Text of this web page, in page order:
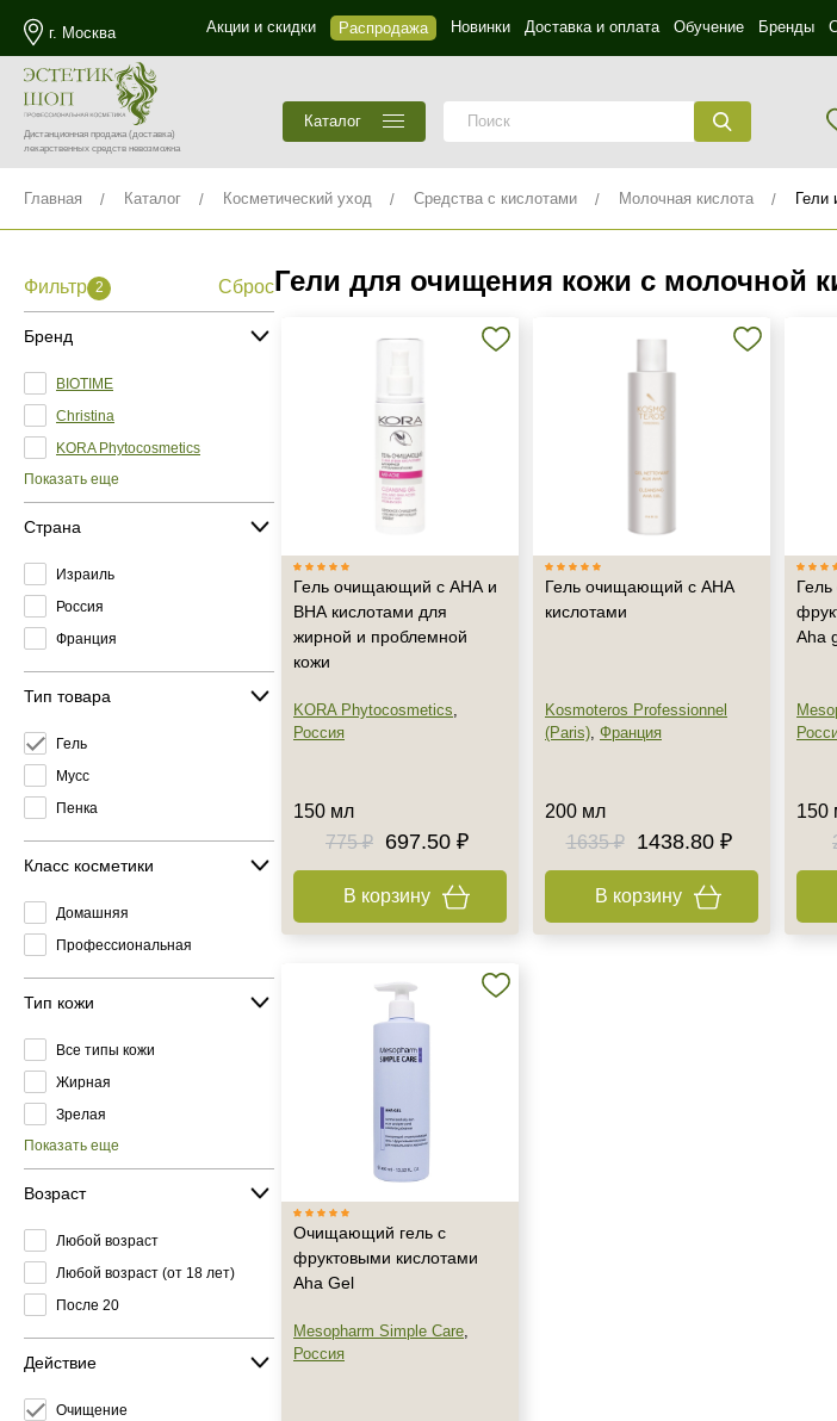
г. Москва Акции и скидки Распродажа Новинки Доставка и оплата Обучение Бренды
Дистанционная продажа(доставка)
лекарственных средств невозможна
Каталог
Главная Каталог Косметический уход Средства с кислотами Молочная кислота Гели
Фильтр 2 Сброс
Бренд
BIOTIME
Christina
KORA Phytocosmetics
Показать еще
Страна
Израиль
Россия
Франция
Тип товара
Гель
Мусс
Пенка
Класс косметики
Домашняя
Профессиональная
Тип кожи
Все типы кожи
Жирная
Зрелая
Показать еще
Возраст
Любой возраст
Любой возраст (от 18 лет)
После 20
Действие
Очищение
Гели для очищения кожи с молочной
Гель очищающий с АНА и
ВНА кислотами для
жирной и проблемной
кожи
KORA Phytocosmetics,
Россия
150 мл
775 ₽
697.50 ₽
В корзину
Гель очищающий с АНА
кислотами
Kosmoteros Professionnel
(Paris), Франция
200 мл
1635 ₽
1438.80 ₽
В корзину
Aha
150
Очищающий гель с
фруктовыми кислотами
Aha Gel
Mesopharm Simple Care,
Россия